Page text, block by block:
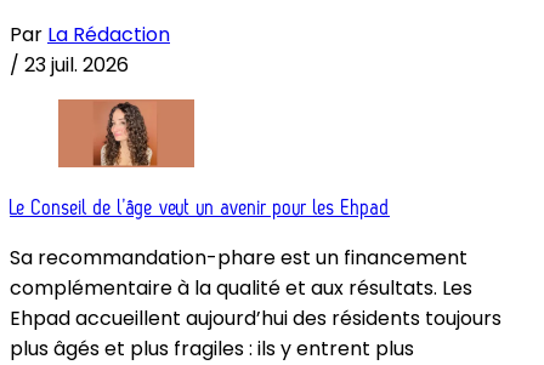
Par La Rédaction
/ 23 juil. 2026
Le Conseil de l’âge veut un avenir pour les Ehpad
Sa recommandation-phare est un financement
complémentaire à la qualité et aux résultats. Les
Ehpad accueillent aujourd’hui des résidents toujours
plus âgés et plus fragiles : ils y entrent plus